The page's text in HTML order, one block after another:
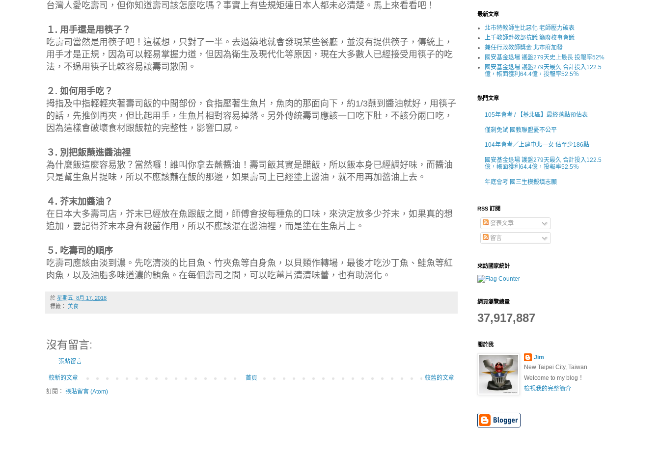
台灣人愛吃壽司，但你知道壽司該怎麼吃嗎？事實上有些規矩連日本人都未必清楚。馬上來看看吧！
１. 用手還是用筷子？
吃壽司當然是用筷子吧！這樣想，只對了一半。去過築地就會發現某些餐廳，並沒有提供筷子，傳統上，
用手才是正規，因為可以輕易掌握力道，但因為衛生及現代化等原因，現在大多數人已經接受用筷子的吃
法，不過用筷子比較容易讓壽司散開。
２. 如何用手吃？
拇指及中指輕輕夾著壽司飯的中間部份，食指壓著生魚片，魚肉的那面向下，約1/3蘸到醬油就好，用筷子
的話，先推倒再夾，但比起用手，生魚片相對容易掉落。另外傳統壽司應該一口吃下肚，不該分兩口吃，
因為這樣會破壞食材跟飯粒的完整性，影響口感。
３. 別把飯蘸進醬油裡
為什麼飯這麼容易散？當然囉！誰叫你拿去蘸醬油！壽司飯其實是醋飯，所以飯本身已經調好味，而醬油
只是幫生魚片提味，所以不應該蘸在飯的那邊，如果壽司上已經塗上醬油，就不用再加醬油上去。
４. 芥末加醬油？
在日本大多壽司店，芥末已經放在魚跟飯之間，師傅會按每種魚的口味，來決定放多少芥末，如果真的想
追加，要記得芥末本身有殺菌作用，所以不應該混在醬油裡，而是塗在生魚片上。
５. 吃壽司的順序
吃壽司應該由淡到濃。先吃清淡的比目魚、竹夾魚等白身魚，以貝類作轉場，最後才吃沙丁魚、鮭魚等紅
肉魚，以及油脂多味道濃的鮪魚。在每個壽司之間，可以吃薑片清清味蕾，也有助消化。
於 星期五, 8月 17, 2018
標籤： 美食
沒有留言:
張貼留言
較新的文章 較舊的文章
首頁
訂閱： 張貼留言 (Atom)
最新文章
北市特教師生比惡化 老師壓力破表
上千教師赴教部抗議 籲廢校事會議
兼任行政教師獎金 北市府加發
國安基金退場 護盤279天史上最長 投報率52%
國安基金退場 護盤279天最久 合計投入122.5
億，帳面獲利64.4億，投報率52.5％
熱門文章
105年會考 / 【基北區】最終落點預估表
僅剩免試 國教聯盟憂不公平
104年會考／上建中北一女 估至少186點
國安基金退場 護盤279天最久 合計投入122.5
億，帳面獲利64.4億，投報率52.5％
年底會考 國三生模擬填志願
RSS 訂閱
發表文章
留言
來訪國家統計
網頁瀏覽總量
37,917,887
關於我
Jim
New Taipei City, Taiwan
Welcome to my blog！
檢視我的完整簡介